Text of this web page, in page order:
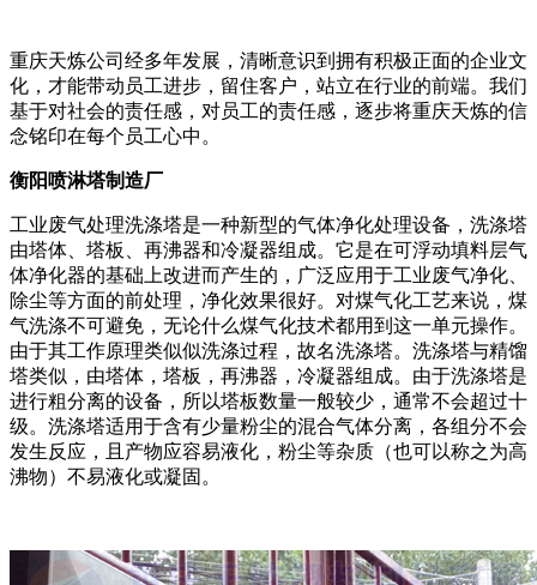
重庆天炼公司经多年发展，清晰意识到拥有积极正面的企业文
化，才能带动员工进步，留住客户，站立在行业的前端。我们
基于对社会的责任感，对员工的责任感，逐步将重庆天炼的信
念铭印在每个员工心中。
衡阳喷淋塔制造厂
工业废气处理洗涤塔是一种新型的气体净化处理设备，洗涤塔
由塔体、塔板、再沸器和冷凝器组成。它是在可浮动填料层气
体净化器的基础上改进而产生的，广泛应用于工业废气净化、
除尘等方面的前处理，净化效果很好。对煤气化工艺来说，煤
气洗涤不可避免，无论什么煤气化技术都用到这一单元操作。
由于其工作原理类似似洗涤过程，故名洗涤塔。洗涤塔与精馏
塔类似，由塔体，塔板，再沸器，冷凝器组成。由于洗涤塔是
进行粗分离的设备，所以塔板数量一般较少，通常不会超过十
级。洗涤塔适用于含有少量粉尘的混合气体分离，各组分不会
发生反应，且产物应容易液化，粉尘等杂质（也可以称之为高
沸物）不易液化或凝固。